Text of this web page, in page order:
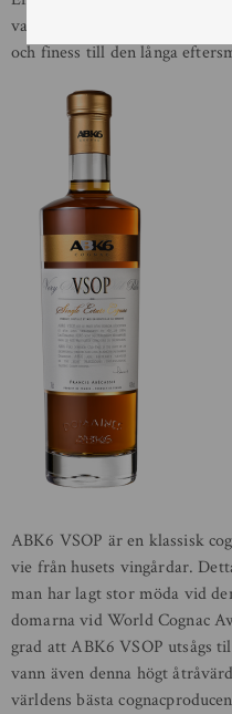
vanilj, kanel och brioche. Den
och finess till den långa
ABK6 VSOP är en klassisk
vie från husets vingårdar.
man har lagt stor möda vid
domarna vid World Cognac
grad att ABK6 VSOP utsågs
vann även denna högt
världens bästa